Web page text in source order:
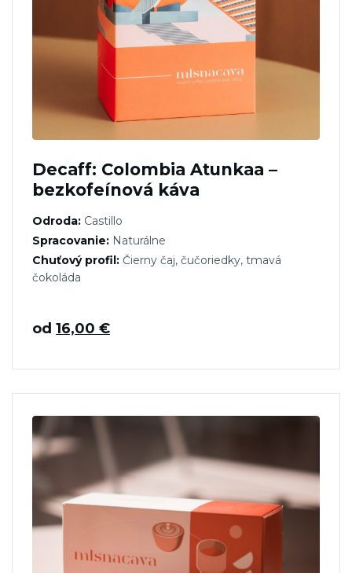
Decaff: Colombia Atunkaa –
bezkofeínová káva
Odroda: Castillo
Spracovanie: Naturálne
Chuťový profil: Čierny čaj, čučoriedky, tmavá
čokoláda
od 16,00 €